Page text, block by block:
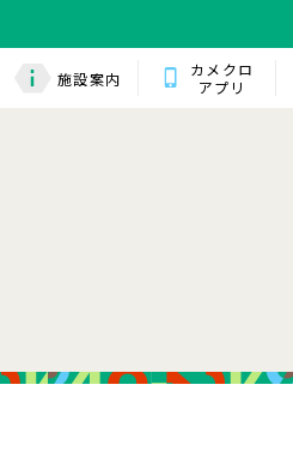
施設案内
カメクロ
アプリ